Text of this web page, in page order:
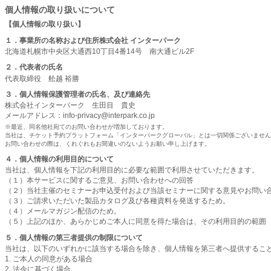
個人情報の取り扱いについて
【個人情報の取り扱い】
１．事業所の名称および住所株式会社 インターパーク
北海道札幌市中央区大通西10丁目4番14号 南大通ビル2F
２．代表者の氏名
代表取締役 舩越 裕勝
３．個人情報保護管理者の氏名、及び連絡先
株式会社インターパーク 生田目 貴史
メールアドレス：info-privacy@interpark.co.jp
※最近、同名他社宛てのお問い合わせが増加しております。
当社は、チケット予約プラットフォーム「インターパークグローバル」とは一切関係ございません
お問い合わせの際は、くれぐれもお間違いのないようお願い申し上げます。
４．個人情報の利用目的について
当社は、個人情報を下記の利用目的に必要な範囲で利用させていただきます。
（１）本サービスに関するご意見、お問い合わせへの回答
（２）当社主催のセミナーお申込受付および当該セミナーに関する意見やお問い
（３）ご請求いただいた製品カタログ及び各種資料を発送するため。
（４）メールマガジン配信のため。
（５）上記のほか、あらかじめご本人に同意を得た場合は、その利用目的の範囲
５．個人情報の第三者提供の制限について
当社は、以下のいずれかに該当する場合を除き、個人情報を第三者へ提供するこ
1. ご本人の同意がある場合
2. 法令に基づく場合